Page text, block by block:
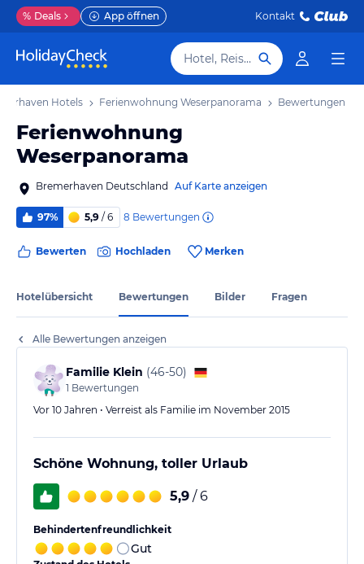
% Deals App öffnen Kontakt
Hotel, Reiseziel
Hotels Ferienwohnung Weserpanorama Bewertungen
Ferienwohnung
Weserpanorama
Bremerhaven Deutschland Auf Karte anzeigen
97% 5,9 / 6 8 Bewertungen
Bewerten Hochladen Merken
Hotelübersicht Bewertungen Bilder Fragen
Alle Bewertungen anzeigen
Familie Klein (46-50)
1 Bewertungen
Vor 10 Jahren • Verreist als Familie im November 2015
Schöne Wohnung, toller Urlaub
5,9 / 6
Behindertenfreundlichkeit
Gut